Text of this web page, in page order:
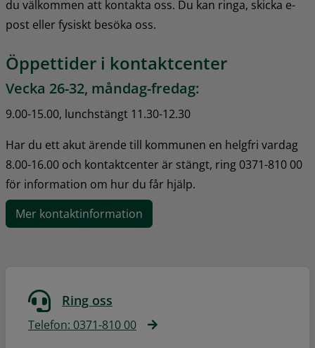
du välkommen att kontakta oss. Du kan ringa, skicka e-
post eller fysiskt besöka oss.
Öppettider i kontaktcenter
Vecka 26-32, måndag-fredag:
9.00-15.00, lunchstängt 11.30-12.30
Har du ett akut ärende till kommunen en helgfri vardag
8.00-16.00 och kontaktcenter är stängt, ring 0371-810 00
för information om hur du får hjälp.
Mer kontaktinformation
Ring oss
Telefon: 0371-810 00